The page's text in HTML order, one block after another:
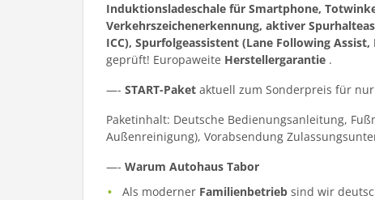
Induktionsladeschale für Smartphone,
Verkehrszeichenerkennung, aktiver
ICC), Spurfolgeassistent (Lane Following Assist,
geprüft! Europaweite Herstellergarantie .
—- START-Paket aktuell zum Sonderpreis für nur
Paketinhalt: Deutsche Bedienungsanleitung,
Außenreinigung), Vorabsendung
—- Warum Autohaus Tabor
Als moderner Familienbetrieb sind wir